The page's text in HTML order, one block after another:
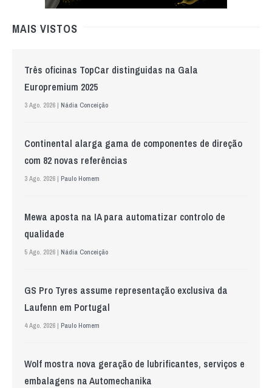
MAIS VISTOS
Três oficinas TopCar distinguidas na Gala
Europremium 2025
3 Ago. 2026 | Nádia Conceição
Continental alarga gama de componentes de direção
com 82 novas referências
3 Ago. 2026 | Paulo Homem
Mewa aposta na IA para automatizar controlo de
qualidade
5 Ago. 2026 | Nádia Conceição
GS Pro Tyres assume representação exclusiva da
Laufenn em Portugal
4 Ago. 2026 | Paulo Homem
Wolf mostra nova geração de lubrificantes, serviços e
embalagens na Automechanika